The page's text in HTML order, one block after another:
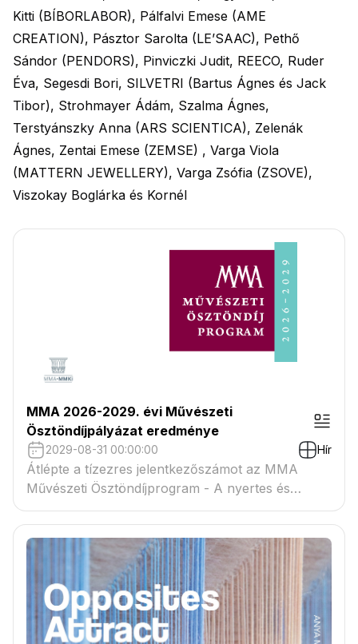
Kitti (BÍBORLABOR), Pálfalvi Emese (AME
CREATION), Pásztor Sarolta (LE’SAAC), Pethő
Sándor (PENDORS), Pinviczki Judit, REECO, Ruder
Éva, Segesdi Bori, SILVETRI (Bartus Ágnes és Jack
Tibor), Strohmayer Ádám, Szalma Ágnes,
Terstyánszky Anna (ARS SCIENTICA), Zelenák
Ágnes, Zentai Emese (ZEMSE) , Varga Viola
(MATTERN JEWELLERY), Varga Zsófia (ZSOVE),
Viszokay Boglárka és Kornél
MMA 2026-2029. évi Művészeti
Ösztöndíjpályázat eredménye
2029-08-31 00:00:00 Hír
Átlépte a tízezres jelentkezőszámot az MMA
Művészeti Ösztöndíjprogram - A nyertes és
tartaléklistás pályázók névsora megtekinthető a
csatolmányban